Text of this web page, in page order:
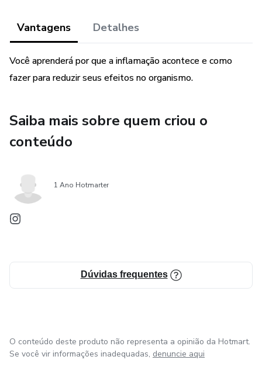
Alimentos chave: A lista de ouro que vai ajudar a modular
Mudança de Hábitos: Sugestões de bons hábitos para
Por que esse guia é para você?
resumi tudo em um só lugar, para facilitar o seu
entendimento e trazer praticidade.
Compre e garanta o seu guia ainda hoje. DesinflAME é
Vantagens Detalhes
Você aprenderá por que a inflamação acontece e como
fazer para reduzir seus efeitos no organismo.
Saiba mais sobre quem criou o
conteúdo
1 Ano Hotmarter
Dúvidas frequentes
O conteúdo deste produto não representa a opinião da Hotmart.
Se você vir informações inadequadas, denuncie aqui